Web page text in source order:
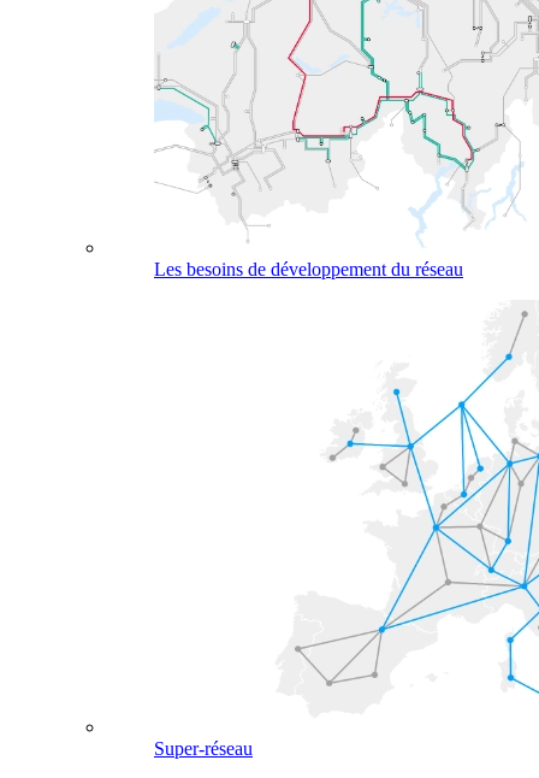
Les besoins de développement du réseau
Super-réseau